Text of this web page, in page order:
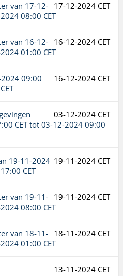
17-12-2024 CET
van 17-12-
08:00 CET
16-12-2024 CET
van 16-12-
01:00 CET
16-12-2024 CET
09:00
03-12-2024 CET
CETtot 03-12-2024 09:00
19-11-2024 CET
19-11-2024
CET
19-11-2024 CET
van 19-11-
08:00 CET
18-11-2024 CET
van 18-11-
01:00 CET
13-11-2024 CET